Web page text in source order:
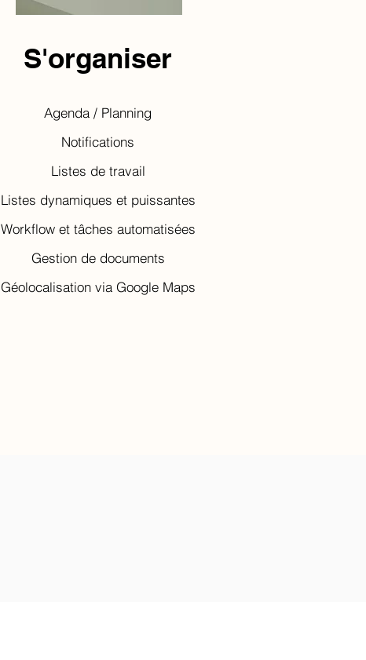
S'organiser
Agenda / Planning
Notifications
Listes de travail
Listes dynamiques et puissantes
Workflow et tâches automatisées
Gestion de documents
Géolocalisation via Google Maps